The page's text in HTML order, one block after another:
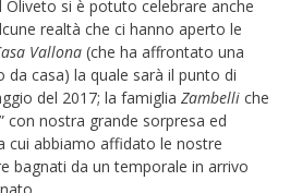
Oliveto si è potuto celebrare anche
realtà che ci hanno aperto le
Vallona (che ha affrontato una
casa) la quale sarà il punto di
del 2017; la famiglia Zambelli che
con nostra grande sorpresa ed
cui abbiamo affidato le nostre
bagnati da un temporale in arrivo